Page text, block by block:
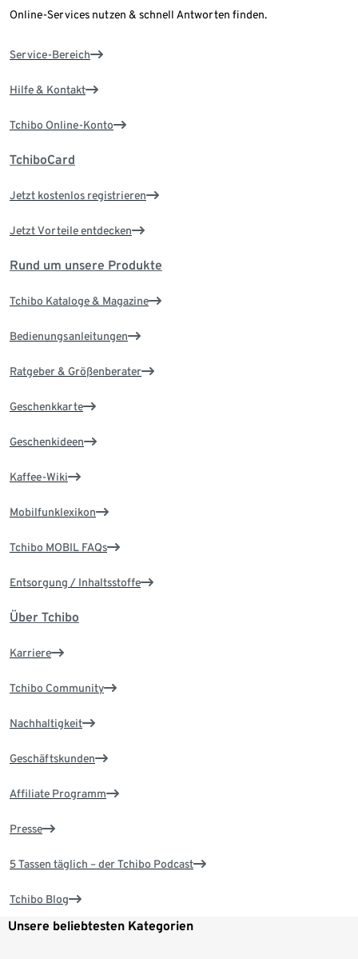
Online-Services nutzen & schnell Antworten finden.
Service-Bereich
Hilfe & Kontakt
Tchibo Online-Konto
TchiboCard
Jetzt kostenlos registrieren
Jetzt Vorteile entdecken
Rund um unsere Produkte
Tchibo Kataloge & Magazine
Bedienungsanleitungen
Ratgeber & Größenberater
Geschenkkarte
Geschenkideen
Kaffee-Wiki
Mobilfunklexikon
Tchibo MOBIL FAQs
Entsorgung / Inhaltsstoffe
Über Tchibo
Karriere
Tchibo Community
Nachhaltigkeit
Geschäftskunden
Affiliate Programm
Presse
5 Tassen täglich – der Tchibo Podcast
Tchibo Blog
Unsere beliebtesten Kategorien